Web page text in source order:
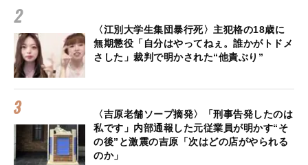
〈江別大学生集団暴行死〉主犯格の18歳に
無期懲役「自分はやってねぇ。誰かがトドメ
さした」裁判で明かされた“他責ぶり”
〈吉原老舗ソープ摘発〉「刑事告発したのは
私です」内部通報した元従業員が明かす“そ
の後”と激震の吉原「次はどの店がやられる
のか」